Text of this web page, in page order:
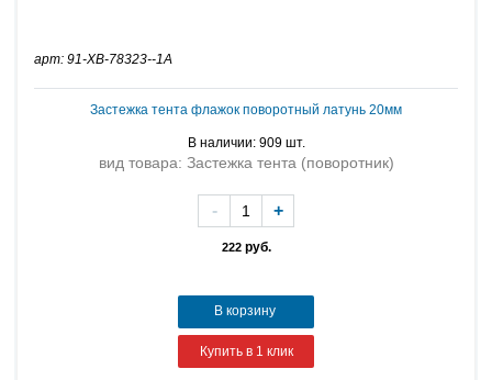
арт: 91-XB-78323--1A
Застежка тента флажок поворотный латунь 20мм
В наличии: 909 шт.
вид товара: Застежка тента (поворотник)
222руб.
- +
В корзину
Купить в 1 клик